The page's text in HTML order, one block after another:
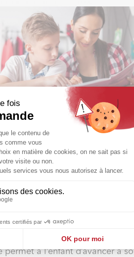
scolaires améliorés
à l’enfant d’avancer à